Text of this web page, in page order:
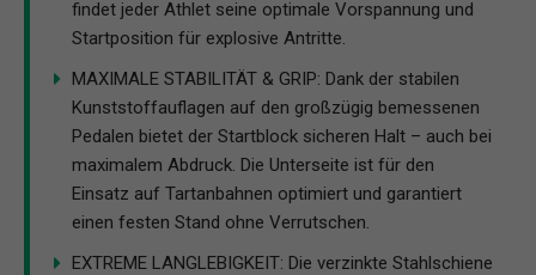
findet jeder Athlet seine optimale Vorspannung und
Startposition für explosive Antritte.
MAXIMALE STABILITÄT & GRIP: Dank der stabilen
Kunststoffauflagen auf den großzügig bemessenen
Pedalen bietet der Startblock sicheren Halt – auch bei
maximalem Abdruck. Die Unterseite ist für den
Einsatz auf Tartanbahnen optimiert und garantiert
einen festen Stand ohne Verrutschen.
EXTREME LANGLEBIGKEIT: Die verzinkte Stahlschiene